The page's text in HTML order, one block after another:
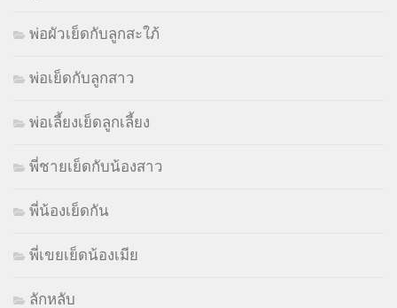
พ่อผัวเย็ดกับลูกสะใภ้
พ่อเย็ดกับลูกสาว
พ่อเลี้ยงเย็ดลูกเลี้ยง
พี่ชายเย็ดกับน้องสาว
พี่น้องเย็ดกัน
พี่เขยเย็ดน้องเมีย
ลักหลับ